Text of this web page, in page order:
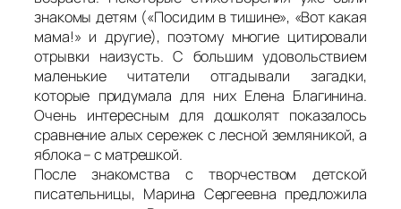
знакомы детям («Посидим в тишине», «Вот какая
мама!» и другие), поэтому многие цитировали
отрывки наизусть. С большим удовольствием
маленькие читатели отгадывали загадки,
которые придумала для них Елена Благинина.
Очень интересным для дошколят показалось
сравнение алых сережек с лесной земляникой, а
яблока – с матрешкой.
После знакомства с творчеством детской
писательницы, Марина Сергеевна предложила